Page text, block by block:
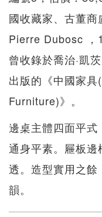
國收藏家、古董
Pierre Dubosc ，
曾收錄於喬治·凱
出版的《中國家
Furniture)》。
邊桌主體四面平式
通身平素。屜板邊
透。造型實用之
韻。